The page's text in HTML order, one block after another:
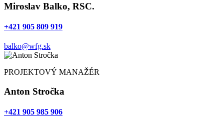
Miroslav Balko, RSC.
+421 905 809 919
balko@wfg.sk
PROJEKTOVÝ MANAŽÉR
Anton Stročka
+421 905 985 906